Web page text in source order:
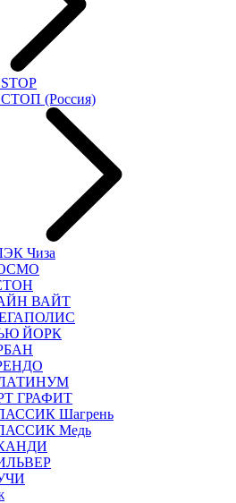
(Россия)
Чиза
ВАЙТ
ЙОРК
ГРАФИТ
Шагрень
Медь